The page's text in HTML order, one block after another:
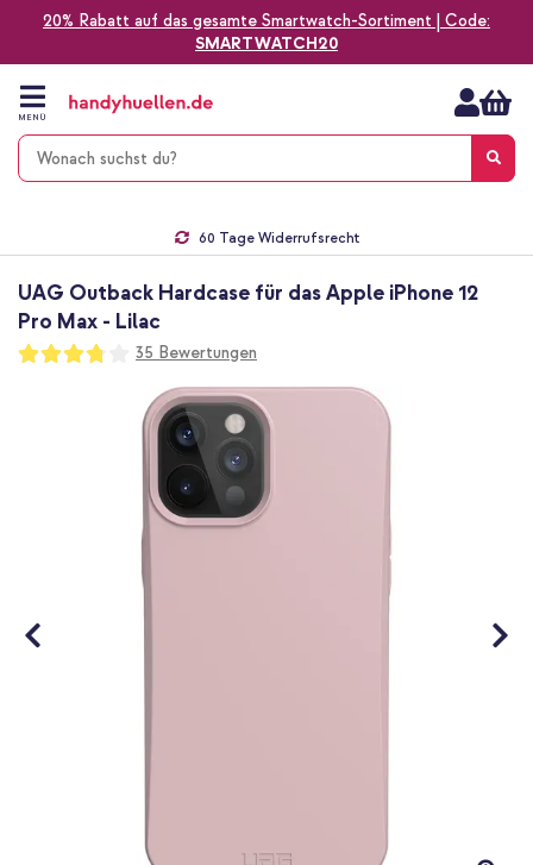
20% Rabatt auf das gesamte Smartwatch-Sortiment | Code:
SMARTWATCH20
Zum
Inhalt
springen
MENÜ
60 Tage Widerrufsrecht
UAG Outback Hardcase für das Apple iPhone 12
Pro Max - Lilac
Bewertung:
75
100
35 Bewertungen